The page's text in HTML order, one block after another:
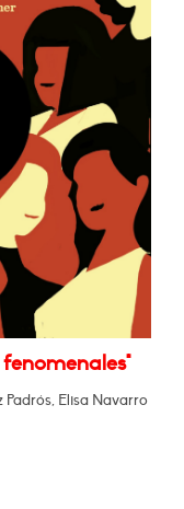
Elisa Navarro